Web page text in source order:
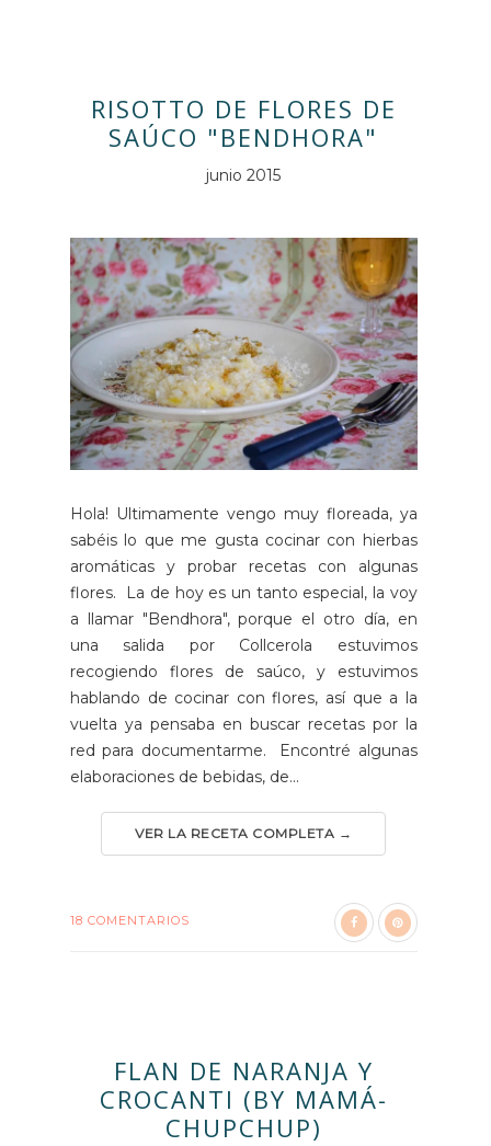
RISOTTO DE FLORES DE
SAÚCO "BENDHORA"
junio 2015
Hola! Ultimamente vengo muy floreada, ya
sabéis lo que me gusta cocinar con hierbas
aromáticas y probar recetas con algunas
flores. La de hoy es un tanto especial, la voy
a llamar "Bendhora", porque el otro día, en
una salida por Collcerola estuvimos
recogiendo flores de saúco, y estuvimos
hablando de cocinar con flores, así que a la
vuelta ya pensaba en buscar recetas por la
red para documentarme. Encontré algunas
elaboraciones de bebidas, de...
VER LA RECETA COMPLETA →
18 COMENTARIOS
FLAN DE NARANJA Y
CROCANTI (BY MAMÁ-
CHUPCHUP)